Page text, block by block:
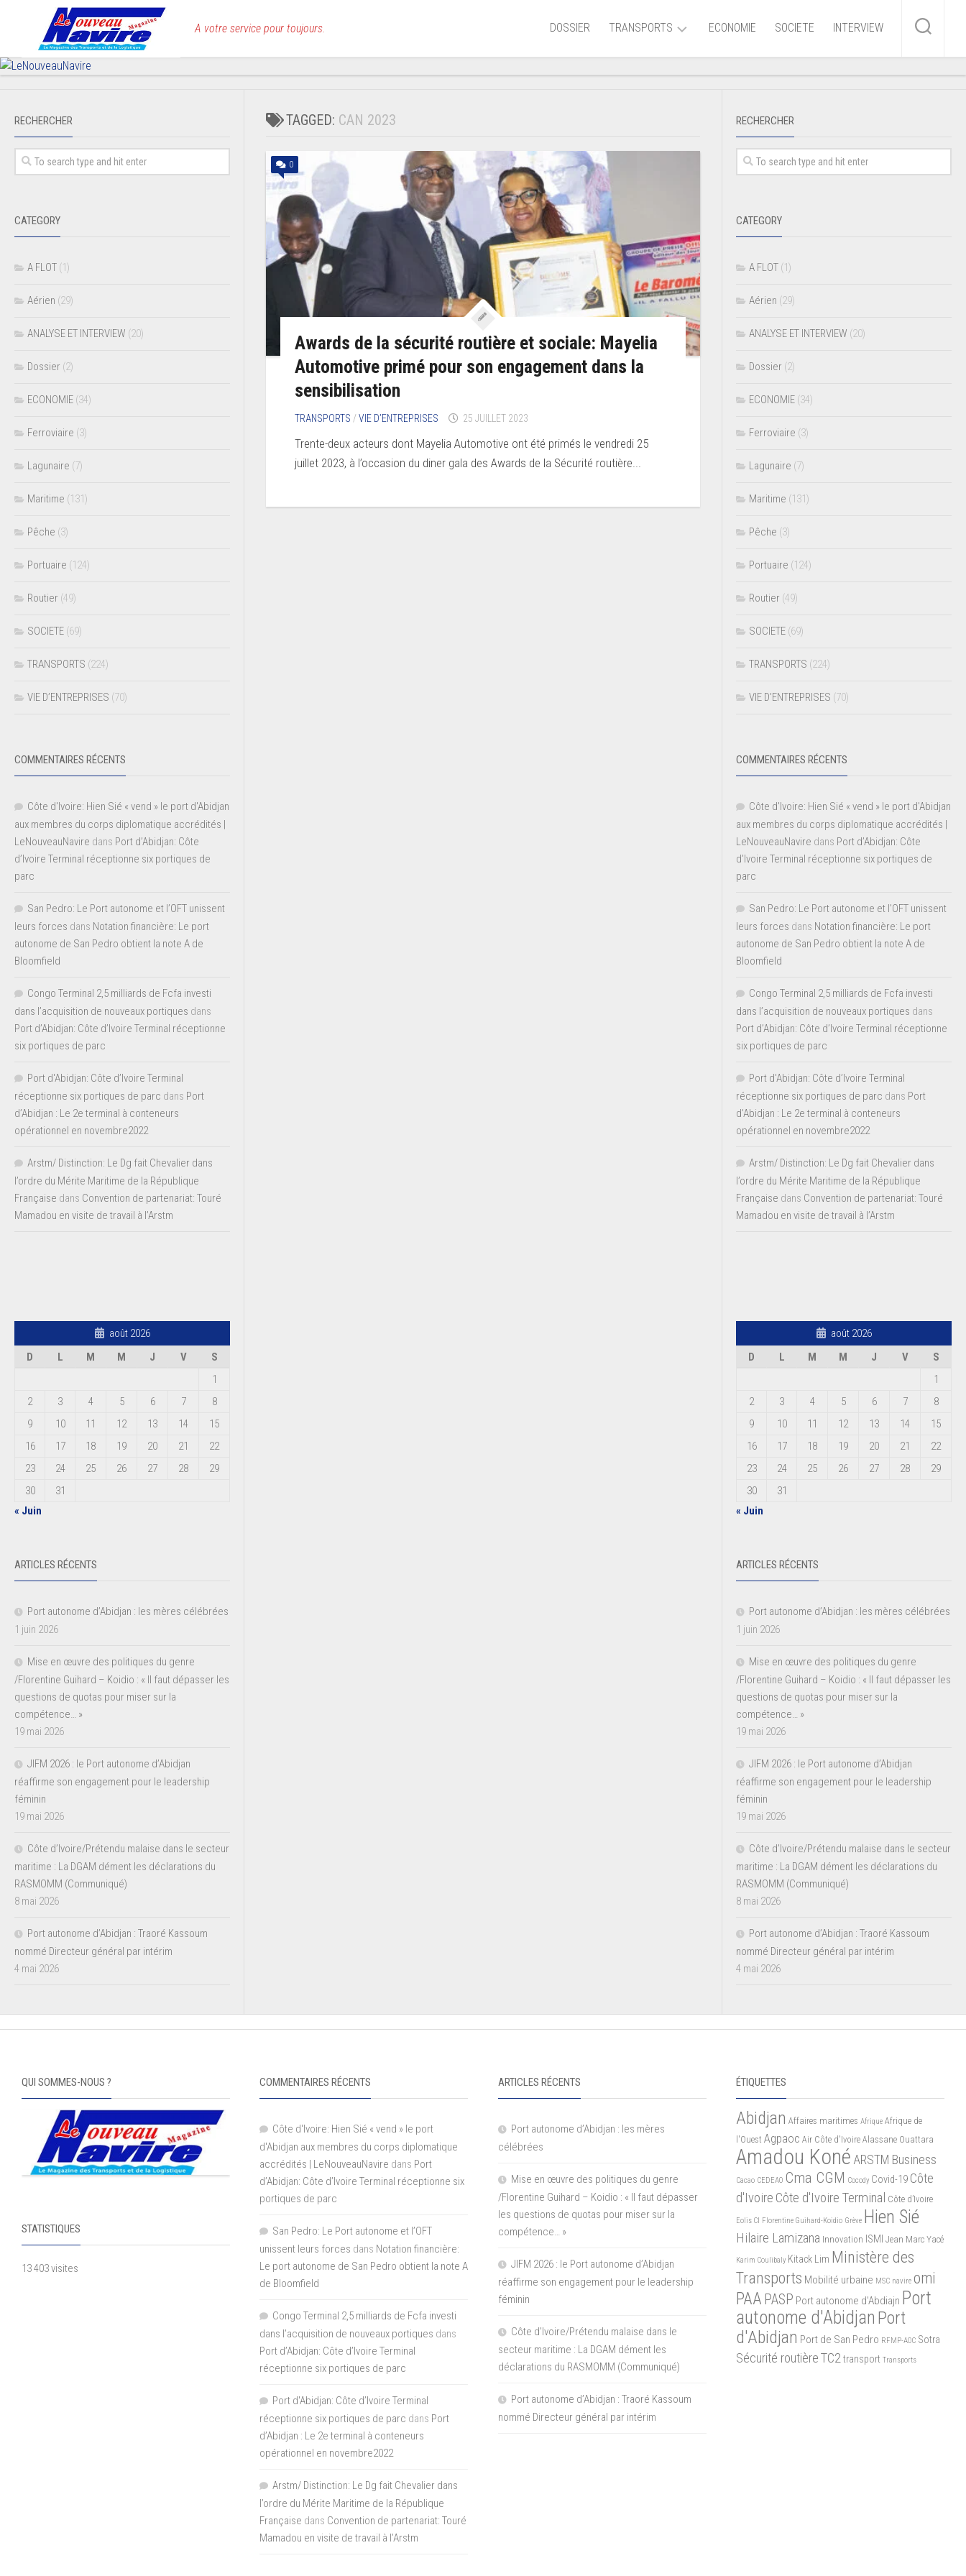
A votre service pour toujours. DOSSIER TRANSPORTS
Aérien
ECONOMIE SOCIETE INTERVIEW
TAGGED: CAN 2023
0
Awards de la sécurité routière et sociale: Mayelia
Automotive primé pour son engagement dans la
sensibilisation
TRANSPORTS /VIE D’ENTREPRISES 25 JUILLET 2023
Trente-deux acteurs dont Mayelia Automotive ont été primés le vendredi 25
juillet 2023, à l’occasion du diner gala des Awards de la Sécurité routière...
RECHERCHER
CATEGORY
A FLOT (1)
Aérien (29)
ANALYSE ET INTERVIEW (20)
Dossier (2)
ECONOMIE (34)
Ferroviaire (3)
Lagunaire (7)
Maritime (131)
Pêche (3)
Portuaire (124)
Routier (49)
SOCIETE (69)
TRANSPORTS (224)
VIE D’ENTREPRISES (70)
COMMENTAIRES RÉCENTS
Côte d'Ivoire: Hien Sié « vend » le port d'Abidjan
aux membres du corps diplomatique accrédités |
LeNouveauNavire dans Port d’Abidjan: Côte
d’Ivoire Terminal réceptionne six portiques de
parc
San Pedro: Le Port autonome et l’OFT unissent
leurs forces dans Notation financière: Le port
autonome de San Pedro obtient la note A de
Bloomfield
Congo Terminal 2,5 milliards de Fcfa investi
dans l’acquisition de nouveaux portiques dans
Port d’Abidjan: Côte d’Ivoire Terminal réceptionne
six portiques de parc
Port d'Abidjan: Côte d’Ivoire Terminal
réceptionne six portiques de parc dans Port
d’Abidjan : Le 2e terminal à conteneurs
opérationnel en novembre2022
Arstm/ Distinction: Le Dg fait Chevalier dans
l’ordre du Mérite Maritime de la République
Française dans Convention de partenariat: Touré
Mamadou en visite de travail à l’Arstm
août 2026
D
L M M J V
S
1
2
3 4 5 6 7
8
9
10 11 12 13 14
15
16
17 18 19 20 21
22
23
24 25 26 27 28
29
30
31
« Juin
ARTICLES RÉCENTS
Port autonome d’Abidjan : les mères célébrées
1 juin 2026
Mise en œuvre des politiques du genre
/Florentine Guihard – Koidio : « Il faut dépasser les
questions de quotas pour miser sur la
compétence… »
19 mai 2026
JIFM 2026 : le Port autonome d’Abidjan
réaffirme son engagement pour le leadership
féminin
19 mai 2026
Côte d’Ivoire/Prétendu malaise dans le secteur
maritime : La DGAM dément les déclarations du
RASMOMM (Communiqué)
8 mai 2026
Port autonome d’Abidjan : Traoré Kassoum
nommé Directeur général par intérim
4 mai 2026
RECHERCHER
CATEGORY
A FLOT (1)
Aérien (29)
ANALYSE ET INTERVIEW (20)
Dossier (2)
ECONOMIE (34)
Ferroviaire (3)
Lagunaire (7)
Maritime (131)
Pêche (3)
Portuaire (124)
Routier (49)
SOCIETE (69)
TRANSPORTS (224)
VIE D’ENTREPRISES (70)
COMMENTAIRES RÉCENTS
Côte d'Ivoire: Hien Sié « vend » le port d'Abidjan
aux membres du corps diplomatique accrédités |
LeNouveauNavire dans Port d’Abidjan: Côte
d’Ivoire Terminal réceptionne six portiques de
parc
San Pedro: Le Port autonome et l’OFT unissent
leurs forces dans Notation financière: Le port
autonome de San Pedro obtient la note A de
Bloomfield
Congo Terminal 2,5 milliards de Fcfa investi
dans l’acquisition de nouveaux portiques dans
Port d’Abidjan: Côte d’Ivoire Terminal réceptionne
six portiques de parc
Port d'Abidjan: Côte d’Ivoire Terminal
réceptionne six portiques de parc dans Port
d’Abidjan : Le 2e terminal à conteneurs
opérationnel en novembre2022
Arstm/ Distinction: Le Dg fait Chevalier dans
l’ordre du Mérite Maritime de la République
Française dans Convention de partenariat: Touré
Mamadou en visite de travail à l’Arstm
août 2026
D
L M M J V
S
1
2
3 4 5 6 7
8
9
10 11 12 13 14
15
16
17 18 19 20 21
22
23
24 25 26 27 28
29
30
31
« Juin
ARTICLES RÉCENTS
Port autonome d’Abidjan : les mères célébrées
1 juin 2026
Mise en œuvre des politiques du genre
/Florentine Guihard – Koidio : « Il faut dépasser les
questions de quotas pour miser sur la
compétence… »
19 mai 2026
JIFM 2026 : le Port autonome d’Abidjan
réaffirme son engagement pour le leadership
féminin
19 mai 2026
Côte d’Ivoire/Prétendu malaise dans le secteur
maritime : La DGAM dément les déclarations du
RASMOMM (Communiqué)
8 mai 2026
Port autonome d’Abidjan : Traoré Kassoum
nommé Directeur général par intérim
4 mai 2026
QUI SOMMES-NOUS ?
STATISTIQUES
13 403 visites
COMMENTAIRES RÉCENTS
Côte d'Ivoire: Hien Sié « vend » le port
d'Abidjan aux membres du corps diplomatique
accrédités | LeNouveauNavire dans Port
d’Abidjan: Côte d’Ivoire Terminal réceptionne six
portiques de parc
San Pedro: Le Port autonome et l’OFT
unissent leurs forces dans Notation financière:
Le port autonome de San Pedro obtient la note A
de Bloomfield
Congo Terminal 2,5 milliards de Fcfa investi
dans l’acquisition de nouveaux portiques dans
Port d’Abidjan: Côte d’Ivoire Terminal
réceptionne six portiques de parc
Port d'Abidjan: Côte d’Ivoire Terminal
réceptionne six portiques de parc dans Port
d’Abidjan : Le 2e terminal à conteneurs
opérationnel en novembre2022
Arstm/ Distinction: Le Dg fait Chevalier dans
l’ordre du Mérite Maritime de la République
Française dans Convention de partenariat: Touré
Mamadou en visite de travail à l’Arstm
ARTICLES RÉCENTS
Port autonome d’Abidjan : les mères
célébrées
Mise en œuvre des politiques du genre
/Florentine Guihard – Koidio : « Il faut dépasser
les questions de quotas pour miser sur la
compétence… »
JIFM 2026 : le Port autonome d’Abidjan
réaffirme son engagement pour le leadership
féminin
Côte d’Ivoire/Prétendu malaise dans le
secteur maritime : La DGAM dément les
déclarations du RASMOMM (Communiqué)
Port autonome d’Abidjan : Traoré Kassoum
nommé Directeur général par intérim
ÉTIQUETTES
Abidjan Affaires maritimes Afrique Afrique de
l'Ouest Agpaoc Air Côte d'Ivoire Alassane Ouattara
Amadou Koné ARSTM Business
Cacao CEDEAO Cma CGM Cocody Covid-19 Côte
d'Ivoire Côte d'Ivoire Terminal Côte d’Ivoire
Eolis CI Florentine Guihard-Koidio Grève Hien Sié
Hilaire Lamizana Innovation ISMI Jean Marc Yacé
Karim Coulibaly Kitack Lim Ministère des
Transports Mobilité urbaine MSC navire omi
PAA PASP Port autonome d'Abdiajn Port
autonome d'Abidjan Port
d'Abidjan Port de San Pedro RFMP-AOC Sotra
Sécurité routièreTC2 transport Transports